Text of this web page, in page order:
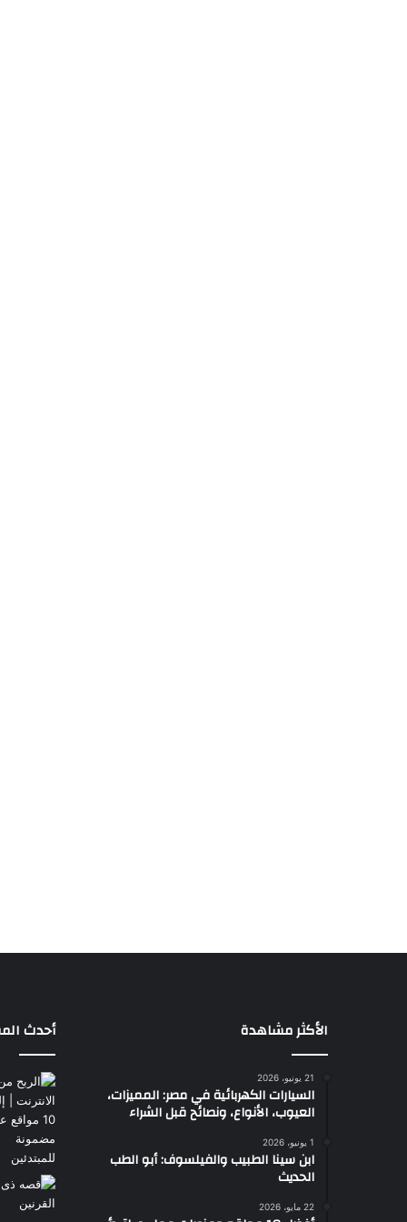
الأكثر مشاهدة
21 يونيو، 2026
السيارات الكهربائية في مصر: المميزات،
العيوب، الأنواع، ونصائح قبل الشراء
1 يونيو، 2026
ابن سينا الطبيب والفيلسوف: أبو الطب
الحديث
22 مايو، 2026
أحدث